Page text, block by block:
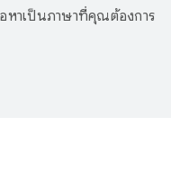
หาเป็นภาษาที่คุณต้องการ